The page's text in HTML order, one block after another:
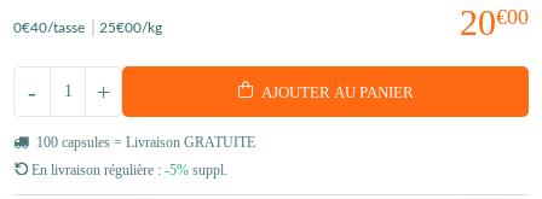
20€00
0€40/tasse 25€00/kg
+
- AJOUTER AU PANIER
100 capsules = Livraison GRATUITE
En livraison régulière : -5% suppl.